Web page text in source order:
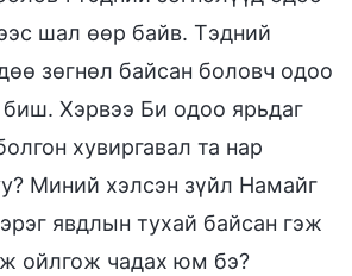
шал өөр байв. Тэдний
зөгнөл байсан боловч одоо
биш. Хэрвээ Би одоо ярьдаг
хувиргавал та нар
Миний хэлсэн зүйл Намайг
явдлын тухай байсан гэж
ойлгож чадах юм бэ?